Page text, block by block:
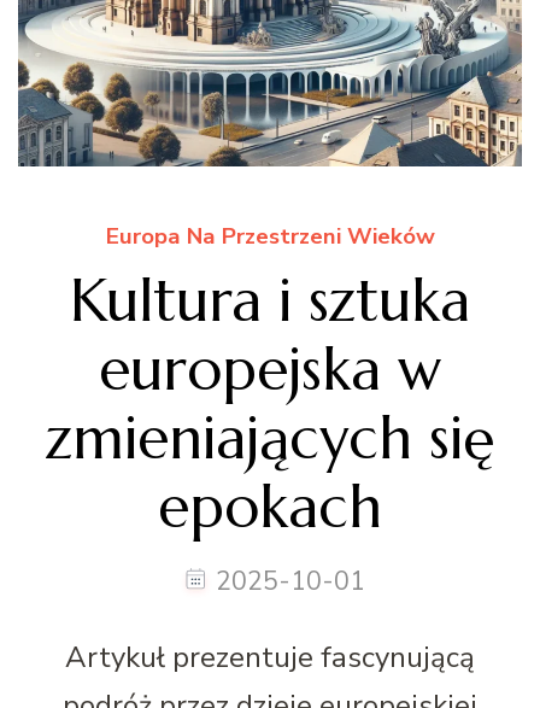
Europa Na Przestrzeni Wieków
Kultura i sztuka
europejska w
zmieniających się
epokach
2025-10-01
Artykuł prezentuje fascynującą